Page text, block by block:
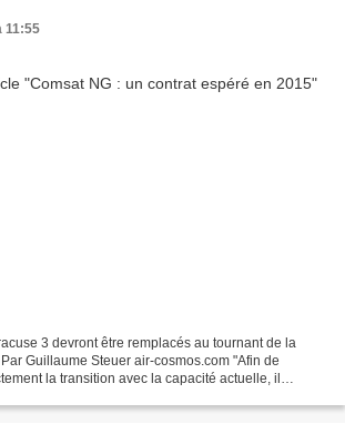
11:55
3 devront être remplacés au tournant de la
Guillaume Steuer air-cosmos.com "Afin de
la transition avec la capacité actuelle, il